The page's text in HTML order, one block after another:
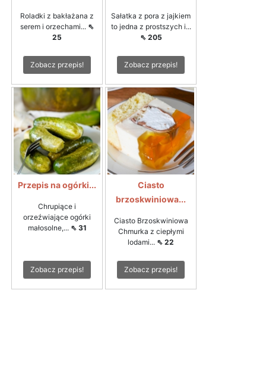
Roladki z bakłażana z
serem i orzechami... ⇖
25
Zobacz przepis!
Sałatka z pora z jajkiem
to jedna z prostszych i...
⇖ 205
Zobacz przepis!
Przepis na ogórki...
Chrupiące i
orzeźwiające ogórki
małosolne,... ⇖ 31
Zobacz przepis!
Ciasto
brzoskwiniowa...
Ciasto Brzoskwiniowa
Chmurka z ciepłymi
lodami... ⇖ 22
Zobacz przepis!